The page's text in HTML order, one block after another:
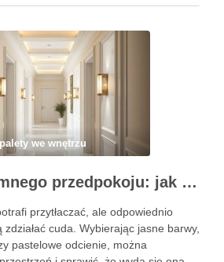
nie tylko podkreślić charakter
we wnętrzu
Kolory do ciemnego przedpokoju: jak wybrać barwy i oświetlenie, by optycznie rozjaśnić i powiększyć przestrzeń
przytłaczać, ale odpowiednio
cuda. Wybierając jasne barwy,
pastelowe odcienie, można